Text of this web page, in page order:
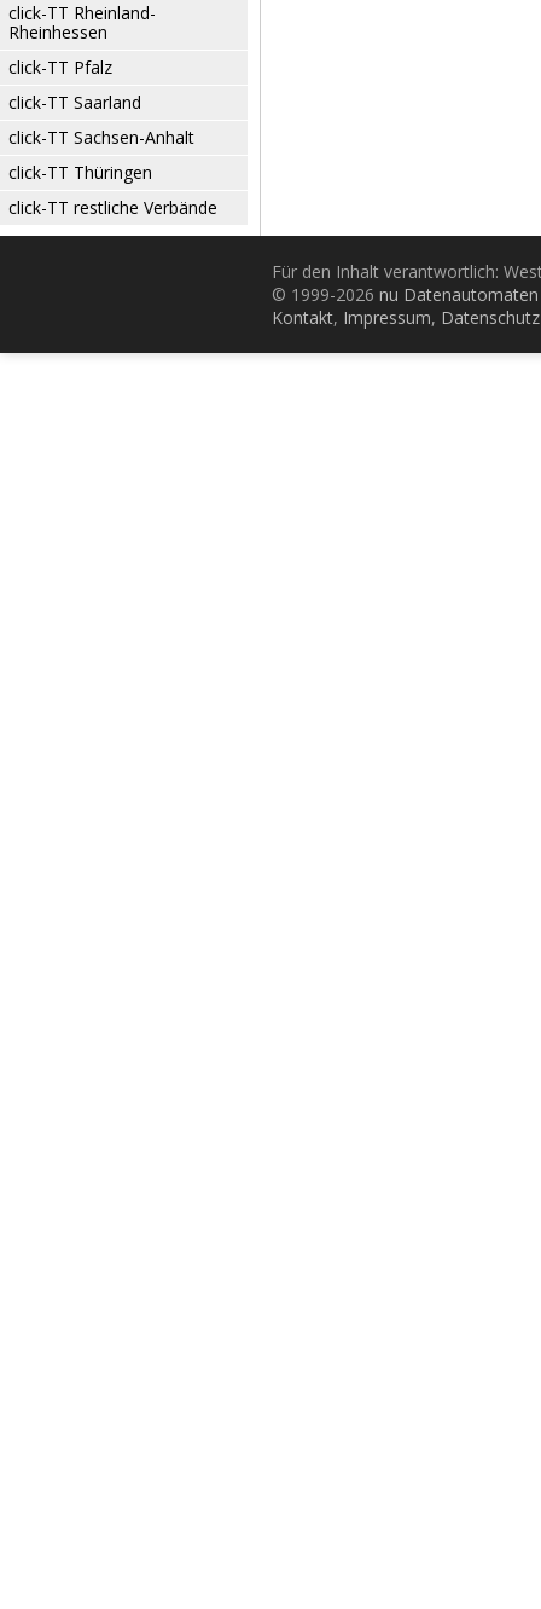
click-TT Rheinland-
Rheinhessen
click-TT Pfalz
click-TT Saarland
click-TT Sachsen-Anhalt
click-TT Thüringen
click-TT restliche Verbände
Für den Inhalt verantwortlich:
© 1999-2026 nu
Kontakt, Impressum, Datenschutz